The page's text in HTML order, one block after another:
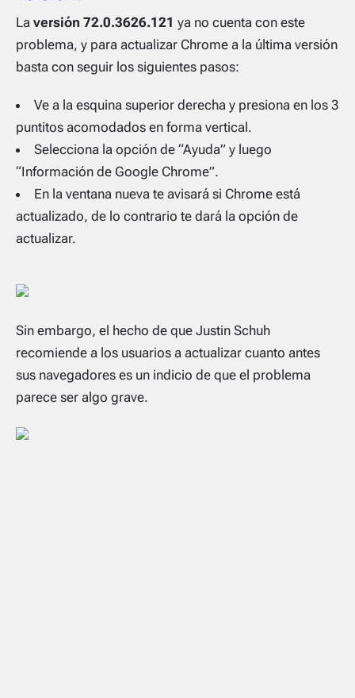
La versión 72.0.3626.121 ya no cuenta con este
problema, y para actualizar Chrome a la última versión
basta con seguir los siguientes pasos:
Ve a la esquina superior derecha y presiona en los 3
puntitos acomodados en forma vertical.
Selecciona la opción de “Ayuda” y luego
“Información de Google Chrome”.
En la ventana nueva te avisará si Chrome está
actualizado, de lo contrario te dará la opción de
actualizar.
Sin embargo, el hecho de que Justin Schuh
recomiende a los usuarios a actualizar cuanto antes
sus navegadores es un indicio de que el problema
parece ser algo grave.